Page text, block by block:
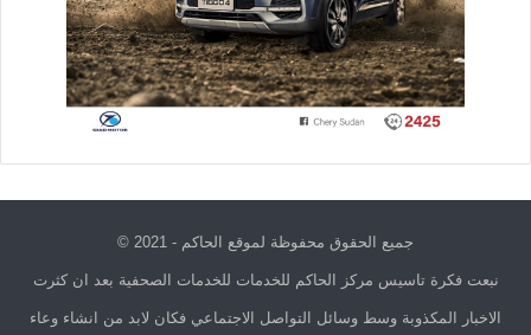
جميع الحقوق محفوظة لموقع الحاكم - 2021 ©
نبعت فكرة تاسيس مركز الحاكم للخدمات للخدمات الصحفية بعد ان كثرت
الاخبار المكذوبة وسط وسائل التواصل الاجتماعي فكان لابد من انشاء وعاء